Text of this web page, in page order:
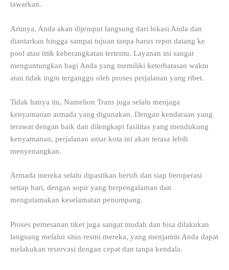
tawarkan.
Artinya, Anda akan dijemput langsung dari lokasi Anda dan
diantarkan hingga sampai tujuan tanpa harus repot datang ke
pool atau titik keberangkatan tertentu. Layanan ini sangat
menguntungkan bagi Anda yang memiliki keterbatasan waktu
atau tidak ingin terganggu oleh proses perjalanan yang ribet.
Tidak hanya itu, Namelion Trans juga selalu menjaga
kenyamanan armada yang digunakan. Dengan kendaraan yang
terawat dengan baik dan dilengkapi fasilitas yang mendukung
kenyamanan, perjalanan antar kota ini akan terasa lebih
menyenangkan.
Armada mereka selalu dipastikan bersih dan siap beroperasi
setiap hari, dengan sopir yang berpengalaman dan
mengutamakan keselamatan penumpang.
Proses pemesanan tiket juga sangat mudah dan bisa dilakukan
langsung melalui situs resmi mereka, yang menjamin Anda dapat
melakukan reservasi dengan cepat dan tanpa kendala.